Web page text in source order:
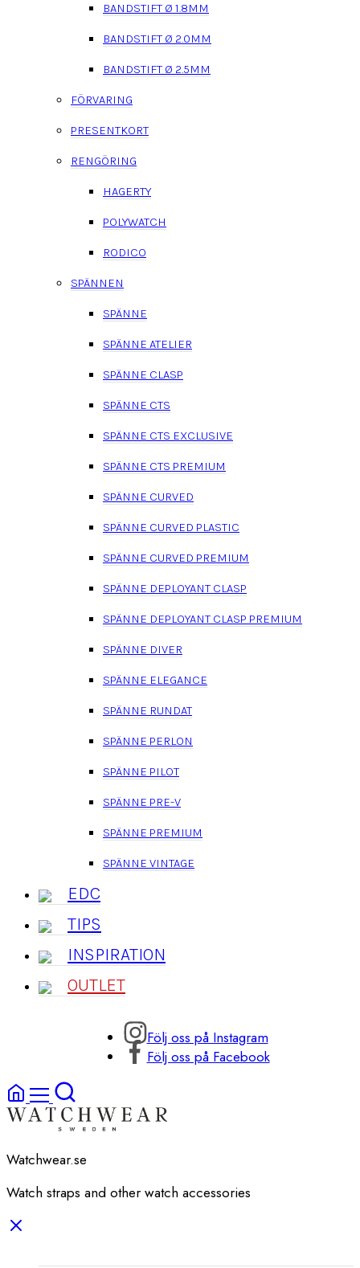
BANDSTIFT Ø 1.8MM
BANDSTIFT Ø 2.0MM
BANDSTIFT Ø 2.5MM
FÖRVARING
PRESENTKORT
RENGÖRING
HAGERTY
POLYWATCH
RODICO
SPÄNNEN
SPÄNNE
SPÄNNE ATELIER
SPÄNNE CLASP
SPÄNNE CTS
SPÄNNE CTS EXCLUSIVE
SPÄNNE CTS PREMIUM
SPÄNNE CURVED
SPÄNNE CURVED PLASTIC
SPÄNNE CURVED PREMIUM
SPÄNNE DEPLOYANT CLASP
SPÄNNE DEPLOYANT CLASP PREMIUM
SPÄNNE DIVER
SPÄNNE ELEGANCE
SPÄNNE RUNDAT
SPÄNNE PERLON
SPÄNNE PILOT
SPÄNNE PRE-V
SPÄNNE PREMIUM
SPÄNNE VINTAGE
EDC
TIPS
INSPIRATION
OUTLET
Följ oss på Instagram
Följ oss på Facebook
Watchwear.se
Watch straps and other watch accessories